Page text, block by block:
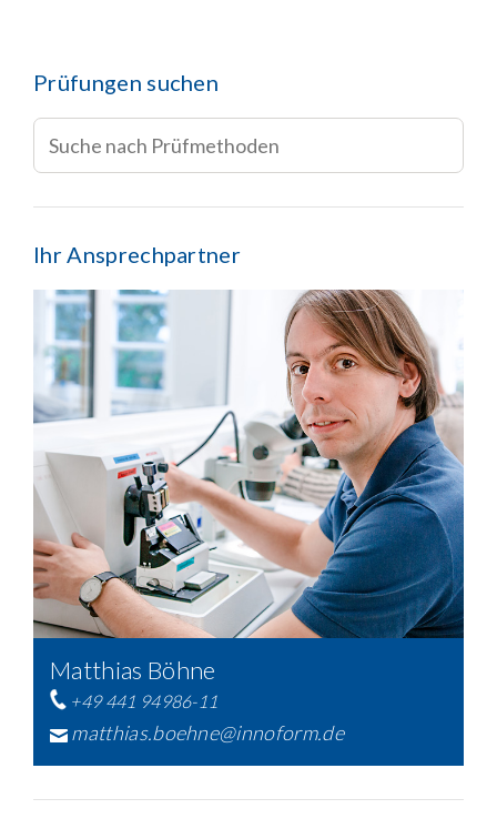
Prüfungen suchen
Ihr Ansprechpartner
Matthias Böhne
+49 441 94986-11
matthias.boehne@innoform.de